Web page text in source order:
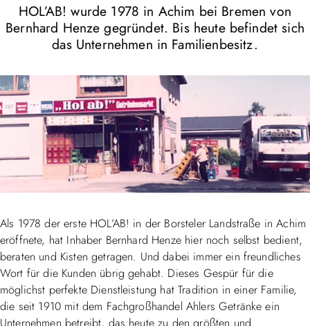
HOL’AB! wurde 1978 in Achim bei Bremen von
Bernhard Henze gegründet. Bis heute befindet sich
das Unternehmen in Familienbesitz.
Als 1978 der erste HOL’AB! in der Borsteler Landstraße in Achim
eröffnete, hat Inhaber Bernhard Henze hier noch selbst bedient,
beraten und Kisten getragen. Und dabei immer ein freundliches
Wort für die Kunden übrig gehabt. Dieses Gespür für die
möglichst perfekte Dienstleistung hat Tradition in einer Familie,
die seit 1910 mit dem Fachgroßhandel Ahlers Getränke ein
Unternehmen betreibt, das heute zu den größten und